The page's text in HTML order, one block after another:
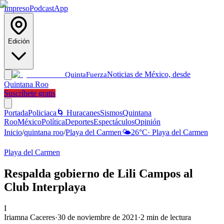
ImpresoPodcastApp
Edición
QuintaFuerzaNoticias de México, desde
Quintana Roo
Suscríbete gratis
PortadaPoliciaca 🌀 HuracanesSismosQuintana
RooMéxicoPolíticaDeportesEspectáculosOpinión
Inicio/quintana roo/Playa del Carmen🌤️26°C· Playa del Carmen
Playa del Carmen
Respalda gobierno de Lili Campos al
Club Interplaya
I
Iriamna Caceres·30 de noviembre de 2021 ·2 min de lectura